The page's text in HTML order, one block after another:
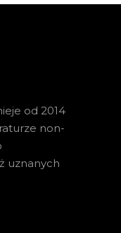
od 2014
non-
uznanych